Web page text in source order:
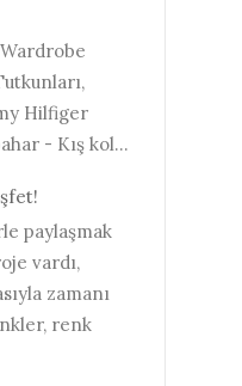
Hilfiger
- Kış kol...
paylaşmak
vardı,
zamanı
renk